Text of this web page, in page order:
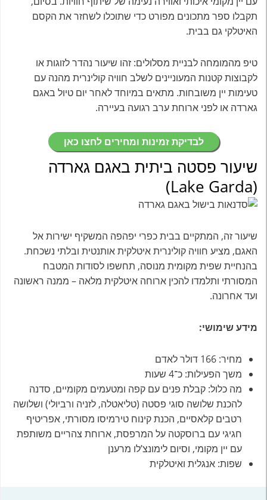
תקבלו ספר מתכונים מפורט כדי שתוכלו לשחזר את הקסם
האיטלקי גם בבית.
טיפ מהמומחה לבניית מסלולים: זהו שיעור נהדר לזוגות או
לקבוצות קטנות המעוניינים לשלב חוויה קולינרית מהנה עם
טעימות יין משובחות. מתאים במיוחד לאחר יום טיול באגם
גארדה או לפני ארוחת ערב רגועה בעיירה.
לבדיקת זמינות ומחירים לחצו כאן
שיעור פסטה ביתית באגם גארדה
(Lake Garda)
שיעור זה, המתקיים בבית כפרי יפהפה המשקיף ישירות אל
האגם, מציע חוויה קולינרית איטלקית אותנטית ובלתי נשכחת.
בהנחיית שפית מקומית מנוסה, תחשפו לסודות המטבח
המסורתי ותלמדו להכין ארוחה איטלקית מלאה – ממנה ראשונה
ועד אחרונה.
מידע שימושי:
מחיר: 166 דולר לאדם
משך הפעילות: כ־4 שעות
מה כלול: קבלת פנים עם קפה ומטעמים מקומיים, סדנה
להכנת שלושה סוגי פסטה (טליאטלה, לזניה ורביולי) ושלושה
רטבים קלאסיים, הכנת קינוח טירמיסו מסורתי, אפריטיף
חגיגי עם ברוסקטה על המרפסת, ארוחת צהריים משותפת
עם יין מקומי, וסיום לימונצ’לו מרענן
שפות: אנגלית ואיטלקית